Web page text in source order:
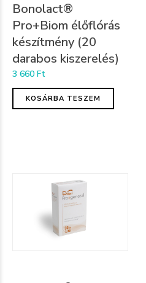
Bonolact®
Pro+Biom élőflórás
készítmény (20
darabos kiszerelés)
3 660 Ft
KOSÁRBA TESZEM